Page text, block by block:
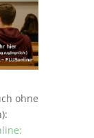
ohne